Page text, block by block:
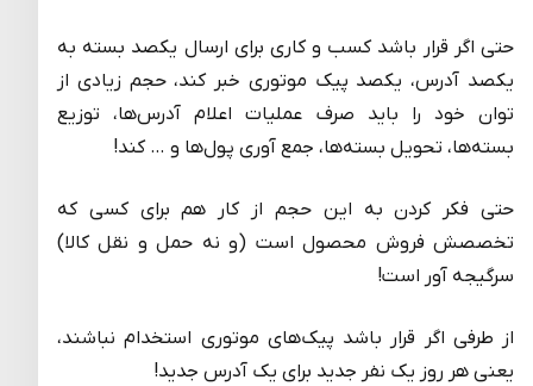
حتی اگر قرار باشد کسب و کاری برای ارسال یکصد بسته به
یکصد آدرس، یکصد پیک موتوری خبر کند، حجم زیادی از
توان خود را باید صرف عملیات اعلام آدرس‌ها، توزیع
بسته‌ها، تحویل بسته‌ها، جمع آوری پول‌ها و … کند!
حتی فکر کردن به این حجم از کار هم برای کسی که
تخصصش فروش محصول است (و نه حمل و نقل کالا)
سرگیجه آور است!
از طرفی اگر قرار باشد پیک‌های موتوری استخدام نباشند،
یعنی هر روز یک نفر جدید برای یک آدرس جدید!